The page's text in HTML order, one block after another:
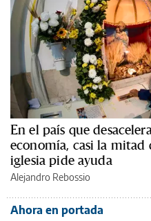
En el país que
economía, casi la mitad
iglesia pide ayuda
Alejandro Rebossio
Ahora en portada